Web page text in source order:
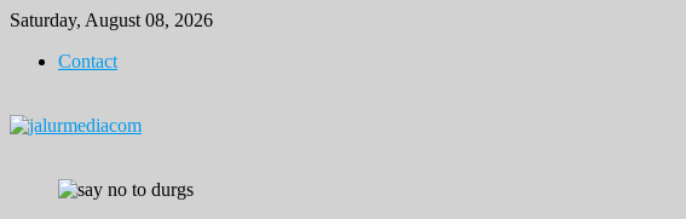
Skip
content
Saturday, August 08, 2026
Contact